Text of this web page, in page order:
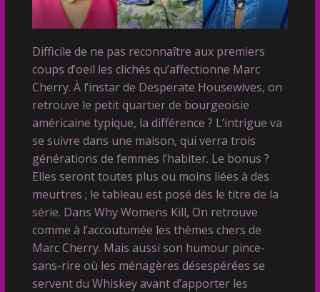
Difficile de ne pas reconnaître aux premiers
coups d’oeil les clichés qu’affectionne Marc
Cherry. À l’instar de Desperate Housewives, on
retrouve le petit quartier de bourgeoisie
américaine typique, la différence ? L’intrigue va
se suivre dans une maison, qui verra trois
générations de femmes l’habiter. Le bonus ?
Elles seront toutes plus ou moins liées à des
meurtres ; le tableau est posé dès le titre de la
série. Dans Why Womens Kill, On retrouve
comme à l’accoutumée les thèmes chers de
Marc Cherry. Mais aussi son humour pince-
sans-rire où les ménagères désespérées se
servent du Whiskey avant d’apporter les